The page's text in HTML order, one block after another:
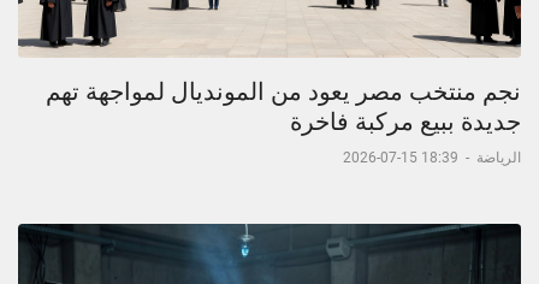
نجم منتخب مصر يعود من المونديال لمواجهة تهم
جديدة ببيع مركبة فاخرة
الرياضة -
18:39 15-07-2026